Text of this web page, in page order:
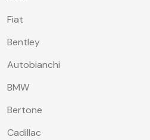
Fiat
Bentley
Autobianchi
BMW
Bertone
Cadillac